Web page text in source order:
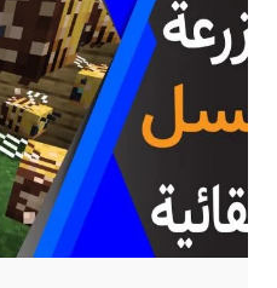
عشان
تطير
–
موارد
جديدة
اسطورية
MINECRAFT
!!
😍